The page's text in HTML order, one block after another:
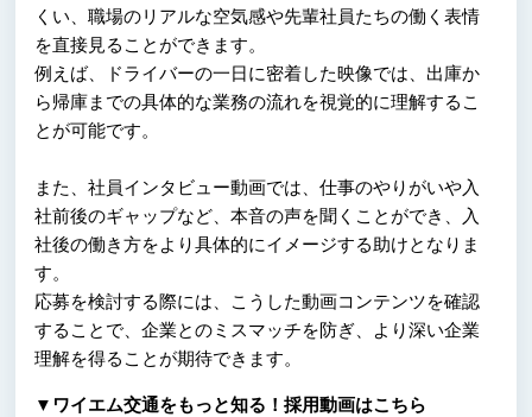
くい、職場のリアルな空気感や先輩社員たちの働く表情
を直接見ることができます。
例えば、ドライバーの一日に密着した映像では、出庫か
ら帰庫までの具体的な業務の流れを視覚的に理解するこ
とが可能です。
また、社員インタビュー動画では、仕事のやりがいや入
社前後のギャップなど、本音の声を聞くことができ、入
社後の働き方をより具体的にイメージする助けとなりま
す。
応募を検討する際には、こうした動画コンテンツを確認
することで、企業とのミスマッチを防ぎ、より深い企業
理解を得ることが期待できます。
▼ワイエム交通をもっと知る！採用動画はこちら